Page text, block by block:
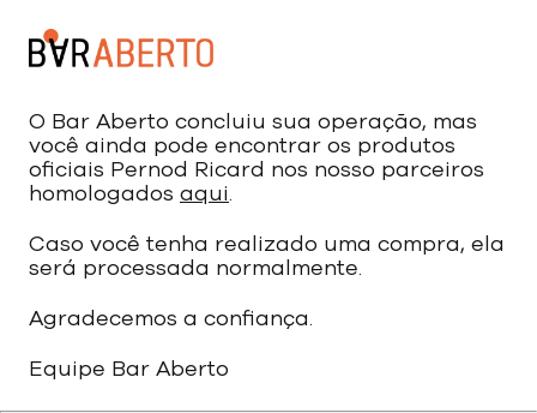
O Bar Aberto concluiu sua operação, mas
você ainda pode encontrar os produtos
oficiais Pernod Ricard nos nosso parceiros
homologados aqui.
Caso você tenha realizado uma compra, ela
será processada normalmente.
Agradecemos a confiança.
Equipe Bar Aberto